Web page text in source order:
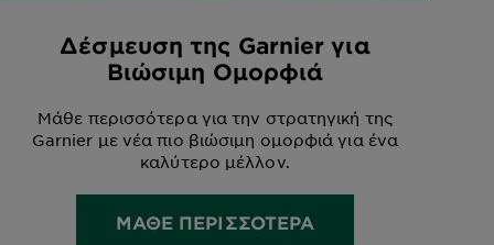
Δέσμευση της Garnier για
Βιώσιμη Ομορφιά
Μάθε περισσότερα για την στρατηγική της
Garnier με νέα πιο βιώσιμη ομορφιά για ένα
καλύτερο μέλλον.
ΜΑΘΕ ΠΕΡΙΣΣΟΤΕΡΑ